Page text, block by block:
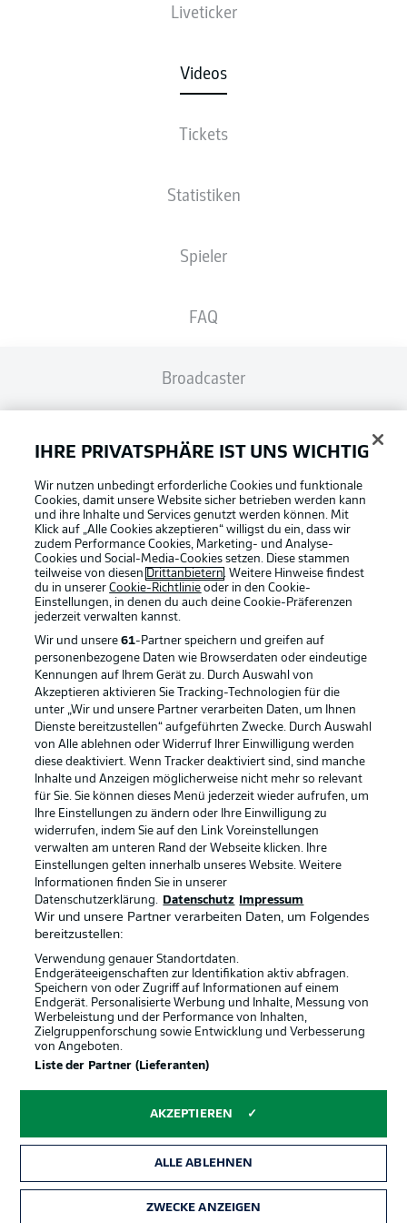
Liveticker
Videos
Tickets
Statistiken
Spieler
FAQ
Broadcaster
Bundesliga App
Fantasy Manager
#BundesligaWIRKT
Common Ground
Mitfahrportal
BUNDESLIGA-GRUPPE
Sprachauswahl
Deutsch Anzeige Modus
Login
Football as it's meant to be
BUNDESLIGA APP
Offizielle Partner
IHRE PRIVATSPHÄRE IST UNS WICHTIG
Wir nutzen unbedingt erforderliche Cookies und funktionale
Cookies, damit unsere Website sicher betrieben werden kann
und ihre Inhalte und Services genutzt werden können. Mit
Klick auf „Alle Cookies akzeptieren“ willigst du ein, dass wir
zudem Performance Cookies, Marketing- und Analyse-
Cookies und Social-Media-Cookies setzen. Diese stammen
teilweise von diesen Drittanbietern. Weitere Hinweise findest
du in unsererCookie-Richtlinie oder in den Cookie-
Einstellungen, in denen du auch deine Cookie-Präferenzen
jederzeit verwalten kannst.
Wir und unsere61-Partner speichern und greifen auf
personenbezogene Daten wie Browserdaten oder eindeutige
Kennungen auf Ihrem Gerät zu. Durch Auswahl von
Akzeptieren aktivieren Sie Tracking-Technologien für die
unter „Wir und unsere Partner verarbeiten Daten, um Ihnen
Dienste bereitzustellen“ aufgeführten Zwecke. Durch Auswahl
von Alle ablehnen oder Widerruf Ihrer Einwilligung werden
diese deaktiviert. Wenn Tracker deaktiviert sind, sind manche
Inhalte und Anzeigen möglicherweise nicht mehr so relevant
für Sie. Sie können dieses Menü jederzeit wieder aufrufen, um
Ihre Einstellungen zu ändern oder Ihre Einwilligung zu
widerrufen, indem Sie auf den Link Voreinstellungen
verwalten am unteren Rand der Webseite klicken. Ihre
Einstellungen gelten innerhalb unseres Website. Weitere
Informationen finden Sie in unserer
Datenschutzerklärung.
Datenschutz Impressum
Wir und unsere Partner verarbeiten Daten, um Folgendes
bereitzustellen:
Verwendung genauer Standortdaten.
Endgeräteeigenschaften zur Identifikation aktiv abfragen.
Speichern von oder Zugriff auf Informationen auf einem
Endgerät. Personalisierte Werbung und Inhalte, Messung von
Werbeleistung und der Performance von Inhalten,
Zielgruppenforschung sowie Entwicklung und Verbesserung
von Angeboten.
Liste der Partner (Lieferanten)
AKZEPTIEREN
ALLE ABLEHNEN
ZWECKE ANZEIGEN